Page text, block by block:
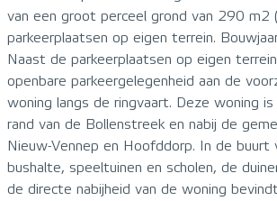
van een groot perceel grond van 290 m2
parkeerplaatsen op eigen terrein.
Naast de parkeerplaatsen op eigen
openbare parkeergelegenheid aan de
woning langs de ringvaart. Deze woning
rand van de Bollenstreek en nabij de
Nieuw-Vennep en Hoofddorp. In de buurt
bushalte, speeltuinen en scholen, de
de directe nabijheid van de woning